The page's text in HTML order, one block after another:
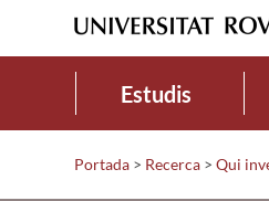
Estudis
Portada > Recerca > Qui